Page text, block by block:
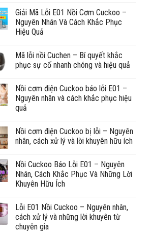
Giải Mã Lỗi E01 Nồi Cơm Cuckoo –
Nguyên Nhân Và Cách Khắc Phục
Hiệu Quả
Mã lỗi nồi Cuchen – Bí quyết khắc
phục sự cố nhanh chóng và hiệu quả
Nồi cơm điện Cuckoo báo lỗi E01 –
Nguyên nhân và cách khắc phục hiệu
quả
Nồi cơm điện Cuckoo bị lỗi – Nguyên
nhân, cách xử lý và lời khuyên hữu ích
Nồi Cuckoo Báo Lỗi E01 – Nguyên
Nhân, Cách Khắc Phục Và Những Lời
Khuyên Hữu Ích
Lỗi E01 Nồi Cuckoo – Nguyên nhân,
cách xử lý và những lời khuyên từ
chuyên gia